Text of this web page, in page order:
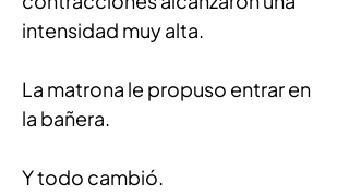
intensidad muy alta.
La matrona le propuso entrar en
la bañera.
Y todo cambió.